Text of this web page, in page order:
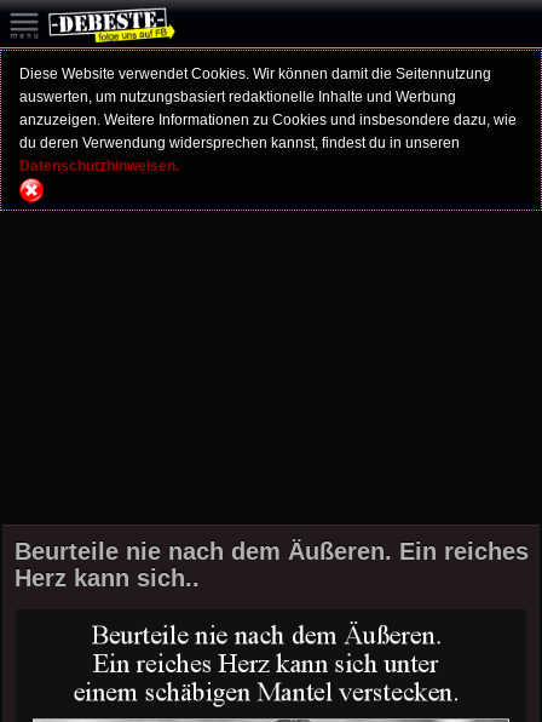
Diese Website verwendet Cookies. Wir können damit die Seitennutzung
auswerten, um nutzungsbasiert redaktionelle Inhalte und Werbung
anzuzeigen. Weitere Informationen zu Cookies und insbesondere dazu, wie
du deren Verwendung widersprechen kannst, findest du in unseren
Datenschutzhinweisen.
Beurteile nie nach dem Äußeren. Ein reiches
Herz kann sich..